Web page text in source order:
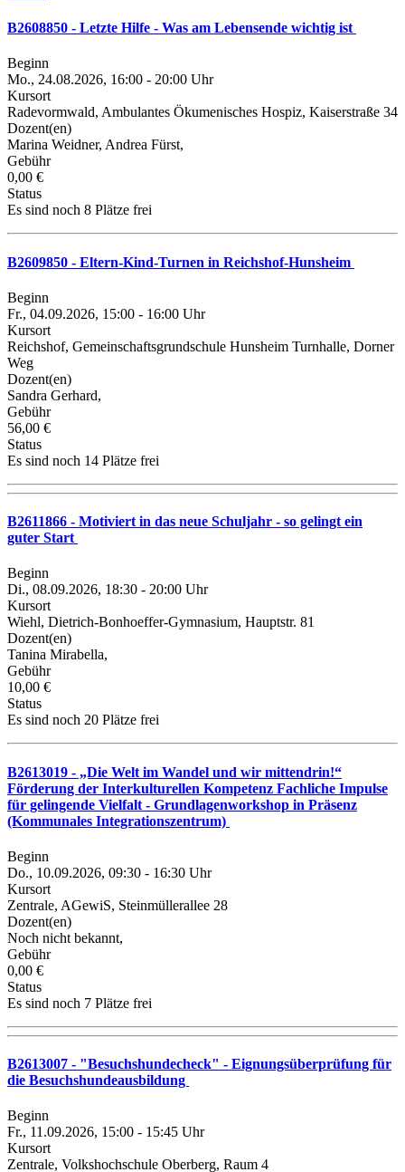
B2608850 - Letzte Hilfe - Was am Lebensende wichtig ist
Beginn
Mo., 24.08.2026, 16:00 - 20:00 Uhr
Kursort
Radevormwald, Ambulantes Ökumenisches Hospiz, Kaiserstraße 34
Dozent(en)
Marina Weidner, Andrea Fürst,
Gebühr
0,00 €
Status
Es sind noch 8 Plätze frei
B2609850 - Eltern-Kind-Turnen in Reichshof-Hunsheim
Beginn
Fr., 04.09.2026, 15:00 - 16:00 Uhr
Kursort
Reichshof, Gemeinschaftsgrundschule Hunsheim Turnhalle, Dorner
Weg
Dozent(en)
Sandra Gerhard,
Gebühr
56,00 €
Status
Es sind noch 14 Plätze frei
B2611866 - Motiviert in das neue Schuljahr - so gelingt ein
guter Start
Beginn
Di., 08.09.2026, 18:30 - 20:00 Uhr
Kursort
Wiehl, Dietrich-Bonhoeffer-Gymnasium, Hauptstr. 81
Dozent(en)
Tanina Mirabella,
Gebühr
10,00 €
Status
Es sind noch 20 Plätze frei
B2613019 - „Die Welt im Wandel und wir mittendrin!“
Förderung der Interkulturellen Kompetenz Fachliche Impulse
für gelingende Vielfalt - Grundlagenworkshop in Präsenz
(Kommunales Integrationszentrum)
Beginn
Do., 10.09.2026, 09:30 - 16:30 Uhr
Kursort
Zentrale, AGewiS, Steinmüllerallee 28
Dozent(en)
Noch nicht bekannt,
Gebühr
0,00 €
Status
Es sind noch 7 Plätze frei
B2613007 - "Besuchshundecheck" - Eignungsüberprüfung für
die Besuchshundeausbildung
Beginn
Fr., 11.09.2026, 15:00 - 15:45 Uhr
Kursort
Zentrale, Volkshochschule Oberberg, Raum 4